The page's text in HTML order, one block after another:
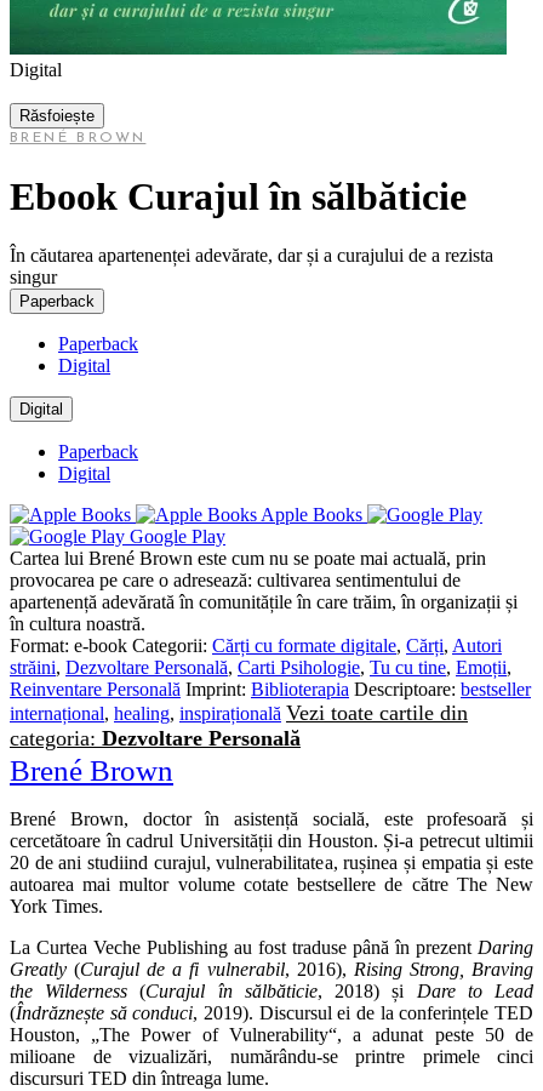
Digital
Răsfoiește
BRENÉ BROWN
Ebook Curajul în sălbăticie
În căutarea apartenenței adevărate, dar și a curajului de a rezista
singur
Paperback
Paperback
Digital
Digital
Paperback
Digital
Apple Books
Google Play
Cartea lui Brené Brown este cum nu se poate mai actuală, prin
provocarea pe care o adresează: cultivarea sentimentului de
apartenență adevărată în comunitățile în care trăim, în organizații și
în cultura noastră.
Format: e-book Categorii: Cărți cu formate digitale, Cărți, Autori
străini, Dezvoltare Personală, Carti Psihologie, Tu cu tine, Emoții,
Reinventare Personală Imprint: Biblioterapia Descriptoare: bestseller
internațional, healing, inspirațională Vezi toate cartile din
categoria: Dezvoltare Personală
Brené Brown
Brené Brown, doctor în asistență socială, este profesoară și
cercetătoare în cadrul Universității din Houston. Și‑a petrecut ultimii
20 de ani studiind curajul, vulnerabilitatea, rușinea și empatia și este
autoarea mai multor volume cotate bestsellere de către The New
York Times.
La Curtea Veche Publishing au fost traduse până în prezent Daring
Greatly (Curajul de a fi vulnerabil, 2016), Rising Strong, Braving
the Wilderness (Curajul în sălbăticie, 2018) și Dare to Lead
(Îndrăznește să conduci, 2019). Discursul ei de la conferințele TED
Houston, „The Power of Vulnerability“, a adunat peste 50 de
milioane de vizualizări, numărându‑se printre primele cinci
discursuri TED din întreaga lume.